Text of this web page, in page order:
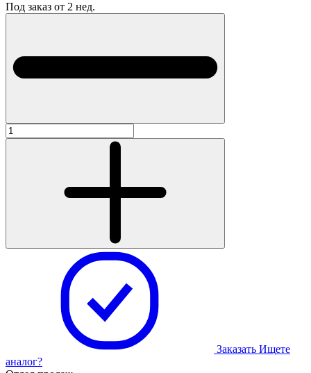
Под заказ от 2 нед.
Заказать Ищете
аналог?